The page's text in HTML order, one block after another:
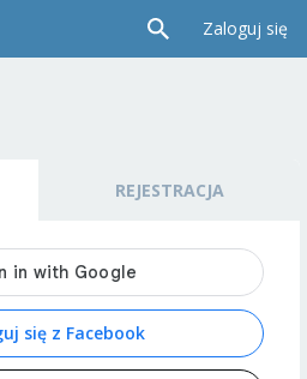
Zaloguj się
REJESTRACJA
się z Facebook